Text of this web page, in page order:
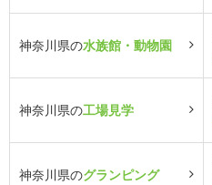
神奈川県の水族館・動物園
神奈川県の工場見学
神奈川県のグランピング